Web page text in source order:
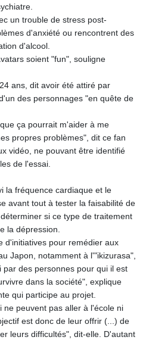
4049.647537
KMF 426.00035
1407.890383
KYD 0.830861
KZT 467.275008
22510.919863
LBP
89282.792025
LSL 16.197552
LTL 2.95274
LVL 0.60489
MAD 9.29222
MDL 17.337716
MGA
4254.638239
MKD 53.215413
MMK
2099.750695
MNT
un trouble de stress post-
d'anxiété ou rencontrent des
d'alcool.
soient "fun", souligne
ans, dit avoir été attiré par
des personnages "en quête de
ça pourrait m'aider à me
propres problèmes", dit ce fan
vidéo, ne pouvant être identifié
de l'essai.
la fréquence cardiaque et le
avant tout à tester la faisabilité de
si ce type de traitement
la dépression.
d'initiatives pour remédier aux
Japon, notamment à l'"ikizurasa",
par des personnes pour qui il est
dans la société", explique
qui participe au projet.
ne peuvent pas aller à l'école ni
est donc de leur offrir (...) de
leurs difficultés", dit-elle. D'autant